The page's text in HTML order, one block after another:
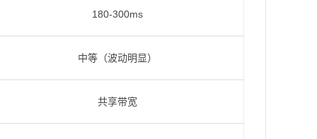
180-300ms
中等（波动明显）
共享带宽